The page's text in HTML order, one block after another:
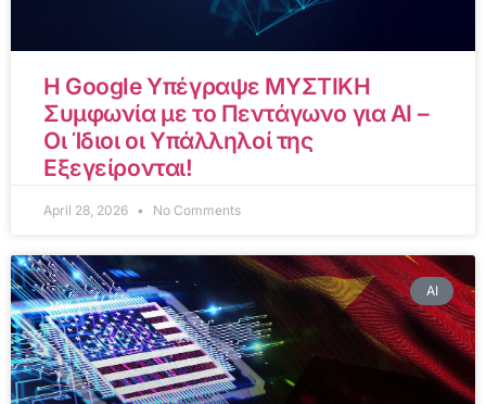
Η Google Υπέγραψε ΜΥΣΤΙΚΗ
Συμφωνία με το Πεντάγωνο για AI –
Οι Ίδιοι οι Υπάλληλοί της
Εξεγείρονται!
April 28, 2026 No Comments
AI